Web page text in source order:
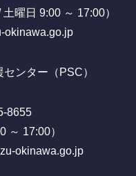
曜日 9:00 ～ 17:00）
okinawa.go.jp
ンター（PSC）
8655
～ 17:00）
okinawa.go.jp